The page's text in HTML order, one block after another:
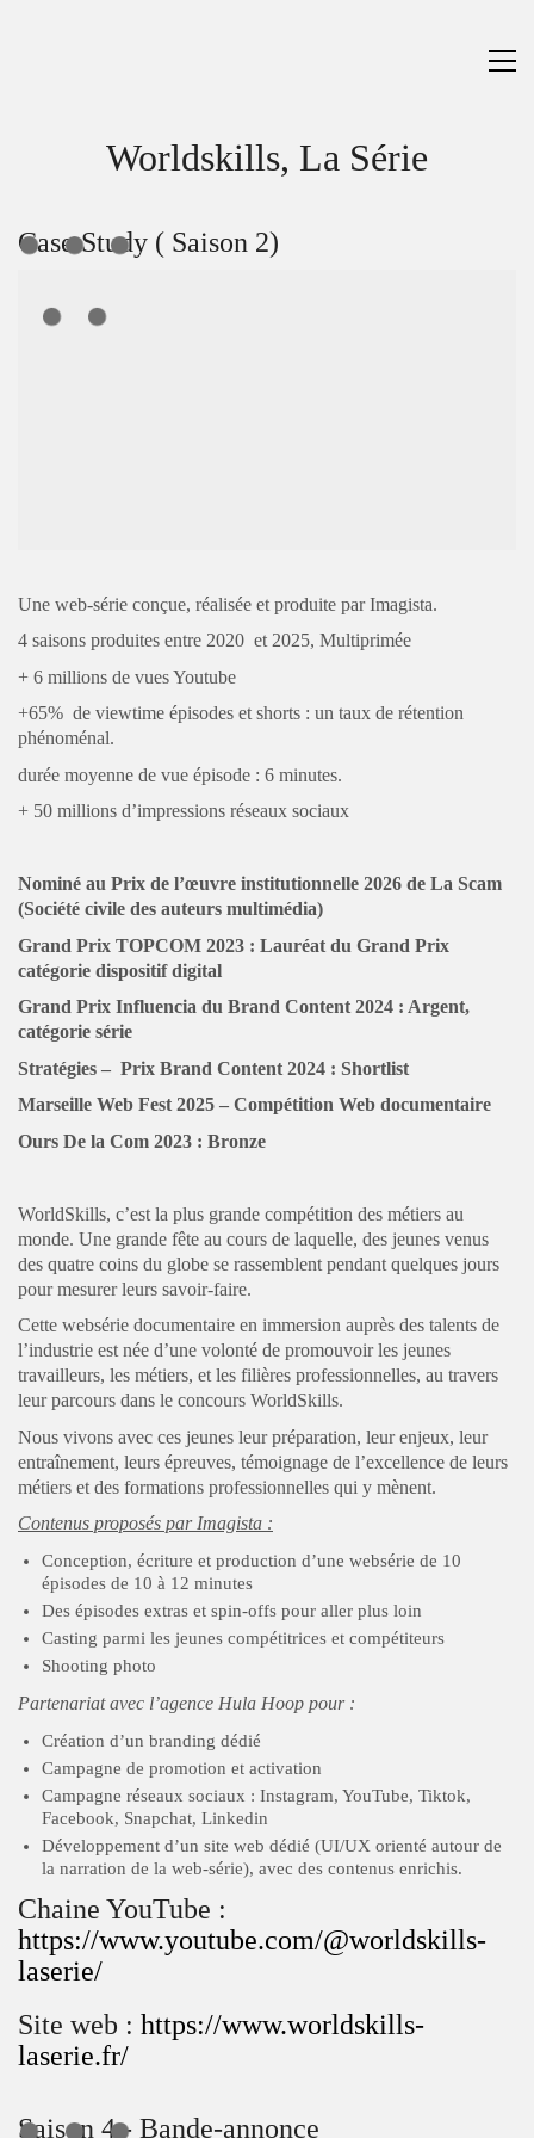
Worldskills, La Série
Case Study ( Saison 2)
Une web-série conçue, réalisée et produite par Imagista.
4 saisons produites entre 2020 et 2025, Multiprimée
+ 6 millions de vues Youtube
+65% de viewtime épisodes et shorts : un taux de rétention
phénoménal.
durée moyenne de vue épisode : 6 minutes.
+ 50 millions d’impressions réseaux sociaux
Nominé au Prix de l’œuvre institutionnelle 2026 de La Scam
(Société civile des auteurs multimédia)
Grand Prix TOPCOM 2023 : Lauréat du Grand Prix
catégorie dispositif digital
Grand Prix Influencia du Brand Content 2024 : Argent,
catégorie série
Stratégies – Prix Brand Content 2024 : Shortlist
Marseille Web Fest 2025 – Compétition Web documentaire
Ours De la Com 2023 : Bronze
WorldSkills, c’est la plus grande compétition des métiers au
monde. Une grande fête au cours de laquelle, des jeunes venus
des quatre coins du globe se rassemblent pendant quelques jours
pour mesurer leurs savoir-faire.
Cette websérie documentaire en immersion auprès des talents de
l’industrie est née d’une volonté de promouvoir les jeunes
travailleurs, les métiers, et les filières professionnelles, au travers
leur parcours dans le concours WorldSkills.
Nous vivons avec ces jeunes leur préparation, leur enjeux, leur
entraînement, leurs épreuves, témoignage de l’excellence de leurs
métiers et des formations professionnelles qui y mènent.
Contenus proposés par Imagista :
Conception, écriture et production d’une websérie de 10
épisodes de 10 à 12 minutes
Des épisodes extras et spin-offs pour aller plus loin
Casting parmi les jeunes compétitrices et compétiteurs
Shooting photo
Partenariat avec l’agence Hula Hoop pour :
Création d’un branding dédié
Campagne de promotion et activation
Campagne réseaux sociaux : Instagram, YouTube, Tiktok,
Facebook, Snapchat, Linkedin
Développement d’un site web dédié (UI/UX orienté autour de
la narration de la web-série), avec des contenus enrichis.
Chaine YouTube :
https://www.youtube.com/@worldskills-
laserie/
Site web : https://www.worldskills-
laserie.fr/
Saison 4 - Bande-annonce